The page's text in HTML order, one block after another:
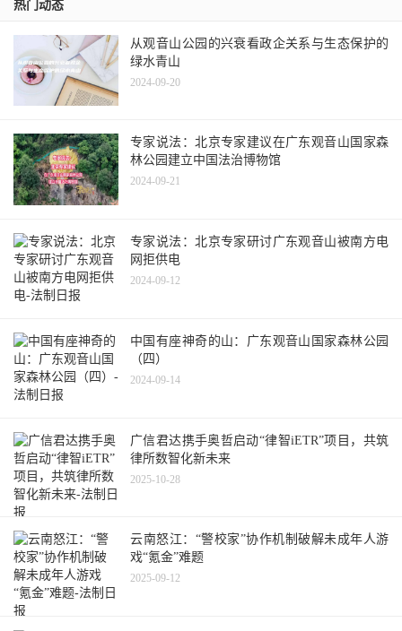
热门动态
从观音山公园的兴衰看政企关系与生态保护的
绿水青山
2024-09-20
专家说法：北京专家建议在广东观音山国家森
林公园建立中国法治博物馆
2024-09-21
专家说法：北京专家研讨广东观音山被南方电
网拒供电
2024-09-12
中国有座神奇的山：广东观音山国家森林公园
（四）
2024-09-14
广信君达携手奥哲启动“律智iETR”项目，共筑
律所数智化新未来
2025-10-28
云南怒江：“警校家”协作机制破解未成年人游
戏“氪金”难题
2025-09-12